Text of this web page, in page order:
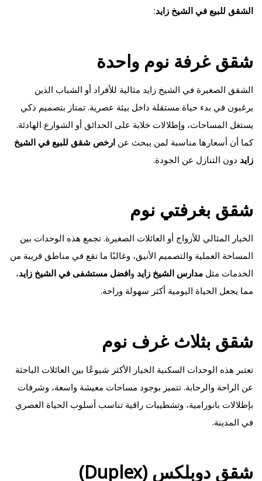
الشقق للبيع في الشيخ زايد:
شقق غرفة نوم واحدة
الشقق الصغيرة في الشيخ زايد مثالية للأفراد أو الشباب الذين
يرغبون في بدء حياة مستقلة داخل بيئة عصرية. تمتاز بتصميم ذكي
يستغل المساحات، وإطلالات خلابة على الحدائق أو الشوارع الهادئة.
كما أن أسعارها مناسبة لمن يبحث عن ارخص شقق للبيع في الشيخ
زايد دون التنازل عن الجودة.
شقق بغرفتي نوم
الخيار المثالي للأزواج أو العائلات الصغيرة. تجمع هذه الوحدات بين
المساحة العملية والتصميم الأنيق، وغالبًا ما تقع في مناطق قريبة من
الخدمات مثل مدارس الشيخ زايد وافضل مستشفى في الشيخ زايد،
مما يجعل الحياة اليومية أكثر سهولة وراحة.
شقق بثلاث غرف نوم
تعتبر هذه الوحدات السكنية الخيار الأكثر شيوعًا بين العائلات الباحثة
عن الراحة والرحابة. تتميز بوجود مساحات معيشة واسعة، وشرفات
بإطلالات بانورامية، وتشطيبات راقية تناسب أسلوب الحياة العصري
في المدينة.
شقق دوبلكس (Duplex)